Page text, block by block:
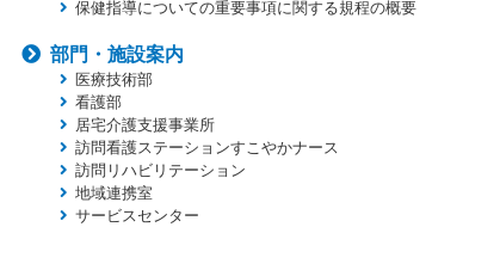
保健指導についての重要事項に関する規程の概要
部門・施設案内
医療技術部
看護部
居宅介護支援事業所
訪問看護ステーションすこやかナース
訪問リハビリテーション
地域連携室
サービスセンター